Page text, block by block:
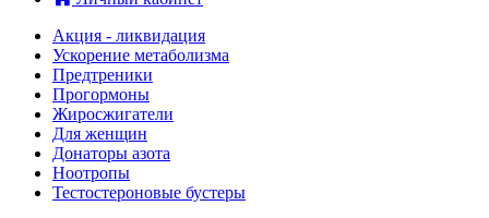
Акция - ликвидация
Ускорение метаболизма
Предтреники
Прогормоны
Жиросжигатели
Для женщин
Донаторы азота
Ноотропы
Тестостероновые бустеры